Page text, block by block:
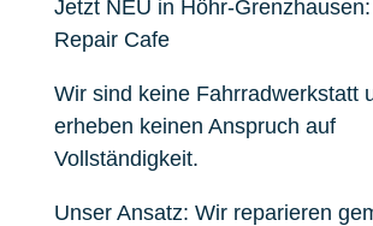
Jetzt NEU in Höhr-
Repair Cafe
Wir sind keine Fahrradwerkstatt
erheben keinen Anspruch auf
Vollständigkeit.
Unser Ansatz: Wir reparieren